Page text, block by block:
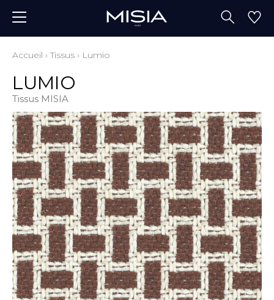
Accueil ›Tissus › Lumio
LUMIO
Tissus MISIA